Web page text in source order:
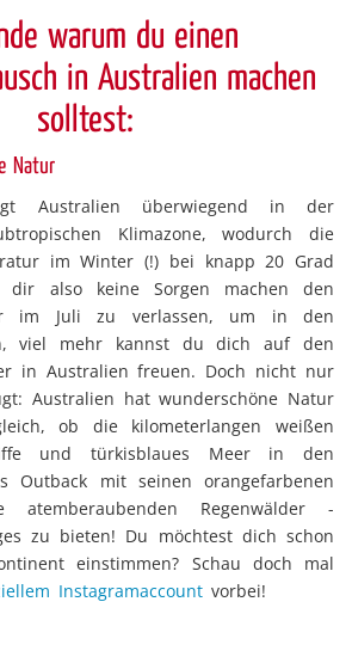
warum du einen
in Australien machen
solltest:
Natur
Australien überwiegend in der
Klimazone, wodurch die
im Winter (!) bei knapp 20 Grad
dir also keine Sorgen machen den
im Juli zu verlassen, um in den
viel mehr kannst du dich auf den
in Australien freuen. Doch nicht nur
Australien hat wunderschöne Natur
ob die kilometerlangen weißen
und türkisblaues Meer in den
Outback mit seinen orangefarbenen
Regenwälder -
zu bieten! Du möchtest dich schon
einstimmen? Schau doch mal
Instagramaccount vorbei!